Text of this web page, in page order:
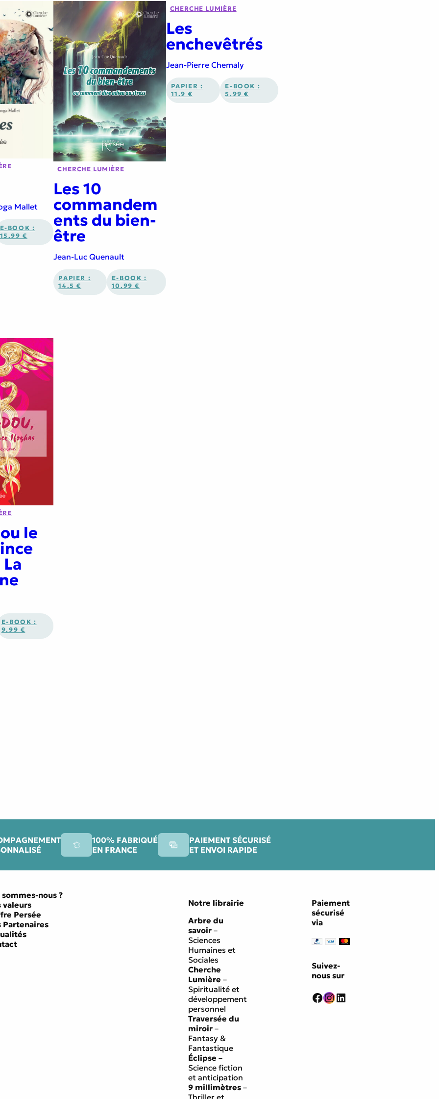
Mallet
E-BOOK :
15.99 €
CHERCHE LUMIÈRE
Les 10
commandem
ents du bien-
être
Jean-Luc Quenault
PAPIER :
14.5 €
E-BOOK :
10.99 €
CHERCHE LUMIÈRE
Les
enchevêtrés
Jean-Pierre Chemaly
PAPIER :
11.9 €
E-BOOK :
5.99 €
le
E-BOOK :
9.99 €
100% FABRIQUÉ
EN FRANCE
PAIEMENT SÉCURISÉ
ET ENVOI RAPIDE
sommes-nous ?
valeurs
Persée
Partenaires
Notre librairie
Arbre du
savoir –
Sciences
Humaines et
Sociales
Cherche
Lumière –
Spiritualité et
développement
personnel
Traversée du
miroir –
Fantasy &
Fantastique
Éclipse –
Science fiction
et anticipation
9 millimètres –
Thriller et
Paiement
sécurisé
via
Suivez-
nous sur
Facebook
Instagram
LinkedIn